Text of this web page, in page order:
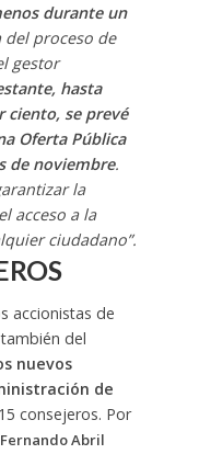
durante un
proceso de
gestor
hasta
ciento, se prevé
Oferta Pública
de noviembre.
la
acceso a la
ciudadano”.
accionistas de
del
nuevos
de
consejeros. Por
Fernando Abril